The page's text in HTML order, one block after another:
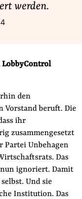
LinkedIn
Feed
werden.
den
Vorstand beruft. Die
ihr
zusammengesetzt
Partei Unbehagen
Das
ignoriert. Damit
Und sie
Institution. Das